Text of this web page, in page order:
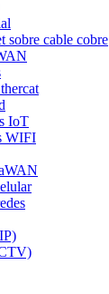
sobre cable cobre
IoT
WIFI